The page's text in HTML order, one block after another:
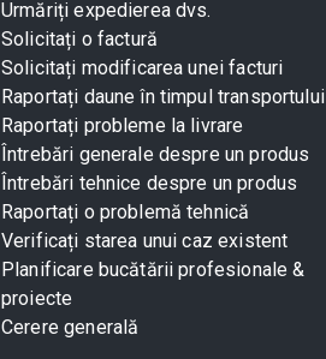
Urmăriți expedierea dvs.
Solicitați o factură
Solicitați modificarea unei facturi
Raportați daune în timpul transportului
Raportați probleme la livrare
Întrebări generale despre un produs
Întrebări tehnice despre un produs
Raportați o problemă tehnică
Verificați starea unui caz existent
Planificare bucătării profesionale &
proiecte
Cerere generală